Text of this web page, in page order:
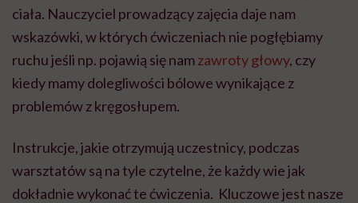
ciała. Nauczyciel prowadzący zajęcia daje nam
wskazówki, w których ćwiczeniach nie pogłębiamy
ruchu jeśli np. pojawią się namzawroty głowy, czy
kiedy mamy dolegliwości bólowe wynikające z
problemów z kręgosłupem.
Instrukcje, jakie otrzymują uczestnicy, podczas
warsztatów są na tyle czytelne, że każdy wie jak
dokładnie wykonać te ćwiczenia. Kluczowe jest nasze